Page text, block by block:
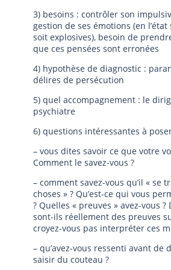
3) besoins : contrôler son
gestion de ses émotions (en
soit explosives), besoin de
que ces pensées sont erronées
4) hypothèse de diagnostic :
délires de persécution
5) quel accompagnement : le
psychiatre
6) questions intéressantes à
– vous dites savoir ce que votre
Comment le savez-vous ?
– comment savez-vous qu’il « se
choses » ? Qu’est-ce qui vous
? Quelles « preuves » avez-vous ?
sont-ils réellement des preuves
croyez-vous pas interpréter ces
– qu’avez-vous ressenti avant de
saisir du couteau ?